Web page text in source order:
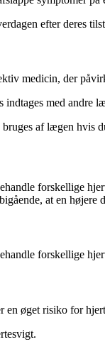
efter deres
medicin, der
med andre
af lægen hvis
forskellige
at en
forskellige
en øget risiko for